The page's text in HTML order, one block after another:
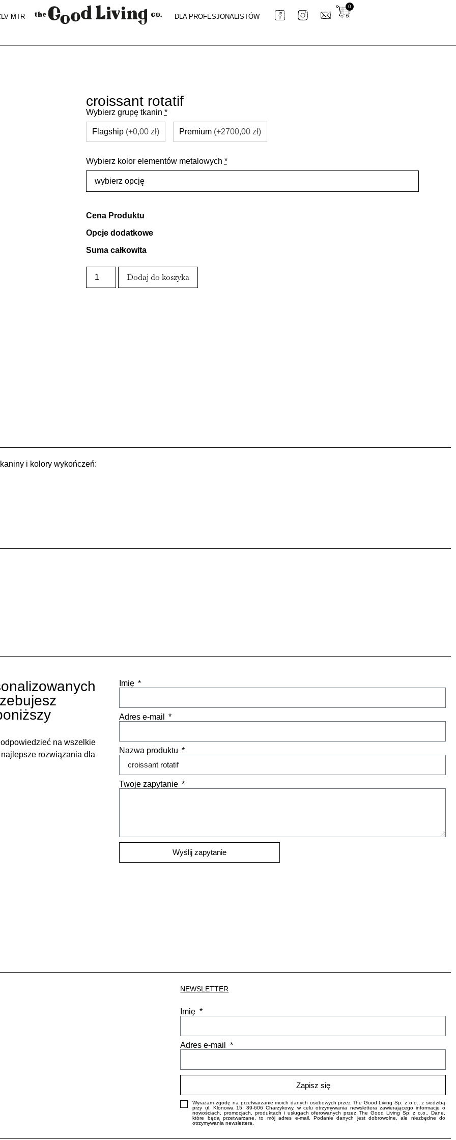
MTR DLA PROFESJONALISTÓW
0
croissant rotatif
Wybierz grupę tkanin *
Flagship (+0,00 zł) Premium (+2700,00 zł)
Wybierz kolor elementów metalowych *
Cena Produktu
Opcje dodatkowe
Suma całkowita
Dodaj do koszyka
i kolory wykończeń:
odpowiedzieć na wszelkie
rozwiązania dla
Imię
Adres e-mail
Nazwa produktu
Twoje zapytanie
Wyślij zapytanie
NEWSLETTER
Imię
Adres e-mail
Wyrażam zgodę na przetwarzanie moich danych osobowych przez The Good Living Sp. z o.o., z siedzibą
przy ul. Klonowa 15, 89-606 Charzykowy, w celu otrzymywania newslettera zawierającego informacje o
nowościach, promocjach, produktach i usługach oferowanych przez The Good Living Sp. z o.o.. Dane,
które będą przetwarzane, to mój adres e-mail. Podanie danych jest dobrowolne, ale niezbędne do
otrzymywania newslettera.
Zapisz się